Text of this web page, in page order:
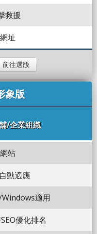
救援
址
前往選版
象版
/企業組織
站
動適應
適用
優化排名